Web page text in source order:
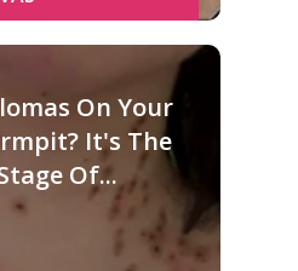
On Your
It's The
Of...